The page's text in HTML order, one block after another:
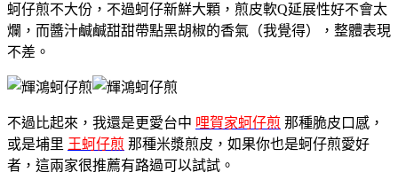
蚵仔煎不大份，不過蚵仔新鮮大顆，煎皮軟Q延展性好不會太
爛，而醬汁鹹鹹甜甜帶點黑胡椒的香氣（我覺得），整體表現
不差。
不過比起來，我還是更愛台中 哩賀家蚵仔煎 那種脆皮口感，
或是埔里 王蚵仔煎 那種米漿煎皮，如果你也是蚵仔煎愛好
者，這兩家很推薦有路過可以試試。